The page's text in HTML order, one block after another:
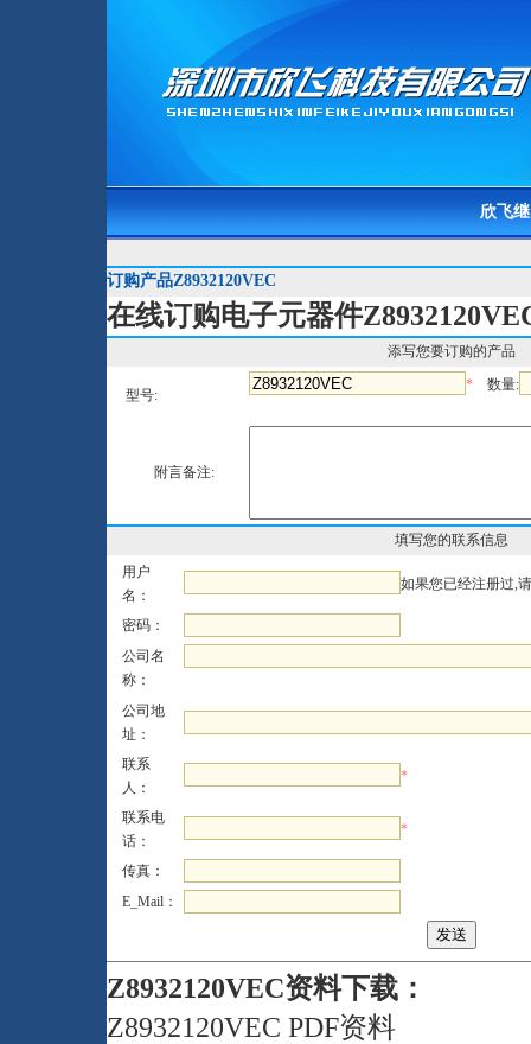
欣飞
订购产品Z8932120VEC
在线订购电子元器件
添写您要订购的产品
型号:
* 数量:
附言备注:
填写您的联系信息
用户
名：
如果您已经注册过,
密码：
公司名
称：
公司地
址：
联系
人：
*
联系电
话：
*
传真：
E_Mail：
Z8932120VEC资料下载：
Z8932120VEC PDF资料